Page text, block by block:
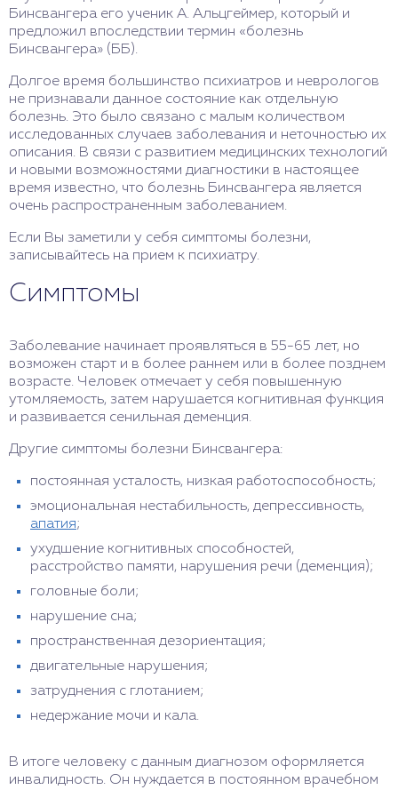
Бинсвангера его ученик А. Альцгеймер, который и
предложил впоследствии термин «болезнь
Бинсвангера» (ББ).
Долгое время большинство психиатров и неврологов
не признавали данное состояние как отдельную
болезнь. Это было связано с малым количеством
исследованных случаев заболевания и неточностью их
описания. В связи с развитием медицинских технологий
и новыми возможностями диагностики в настоящее
время известно, что болезнь Бинсвангера является
очень распространенным заболеванием.
Если Вы заметили у себя симптомы болезни,
записывайтесь на прием к психиатру.
Симптомы
Заболевание начинает проявляться в 55-65 лет, но
возможен старт и в более раннем или в более позднем
возрасте. Человек отмечает у себя повышенную
утомляемость, затем нарушается когнитивная функция
и развивается сенильная деменция.
Другие симптомы болезни Бинсвангера:
постоянная усталость, низкая работоспособность;
эмоциональная нестабильность, депрессивность,
апатия;
ухудшение когнитивных способностей,
расстройство памяти, нарушения речи (деменция);
головные боли;
нарушение сна;
пространственная дезориентация;
двигательные нарушения;
затруднения с глотанием;
недержание мочи и кала.
В итоге человеку с данным диагнозом оформляется
инвалидность. Он нуждается в постоянном врачебном